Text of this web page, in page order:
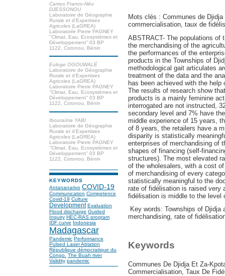
Camus Franco-Néo
DJESSONOU
Laboratoire de Géographie
Rurale et d’Expertises
Agricoles (LaGREA)
Laboratoire Pierre PAGNEY
‘’Climat, Eau, Ecosystèmes et
Développement’’ 03 BP
1122, Cotonou, Bénin
Euloge OGOUWALÉ
Laboratoire de Géographie
Rurale et d’Expertises
Agricoles (LaGREA)
Laboratoire Pierre PAGNEY
‘’Climat, Eau, Ecosystèmes et
Développement’’ 03 BP
1122, Cotonou, Bénin
Ibouraïma YABI
Laboratoire de Géographie
Rurale et d’Expertises
Agricoles (LaGREA)
Laboratoire Pierre PAGNEY
‘’Climat, Eau, Ecosystèmes et
Développement’’ 03 BP
1122, Cotonou, Bénin
KEYWORDS
Antananarivo COVID-19
Communication Competence
Covid-19 Culture
Development Evaluation
Flood discharge Guided
Inquiry HEC-RAS program
IDF curve Indonesia
Madagascar
Pandemic Performance
Pulsed Laser Ablation
République démocratique du
Congo. The Buah river
Validity pandemic
Mots clés : Communes de
commercialisation, taux de
ABSTRACT- The populations of
the merchandising of the
the performances of the
products in the Townships of
methodological gait articulates
treatment of the data and the
has been achieved with the
The results of research show
products is a mainly feminine
interrogated are not instructed,
secondary level and 7% have
middle experience of 15 years,
of 8 years, the retailers have a
disparity is statistically
enterprises of merchandising of
shapes of financing (self-
structures). The most elevated
of the wholesalers, with a cost
of merchandising of every
statistically meaningful to the
rate of fidélisation is raised very
fidélisation is middle to the level
Key words: Townships of Djidja
merchandising, rate of
Keywords
Communes De Djidja Et Za-
Commercialisation, Taux De